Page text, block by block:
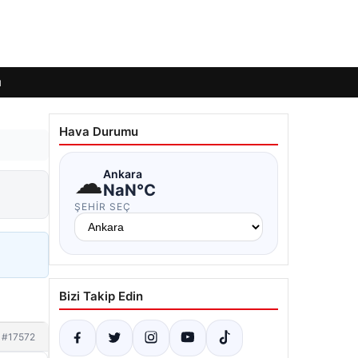
#17572
Hava Durumu
☁Ankara
NaN°C
ŞEHIR SEÇ
Bizi Takip Edin